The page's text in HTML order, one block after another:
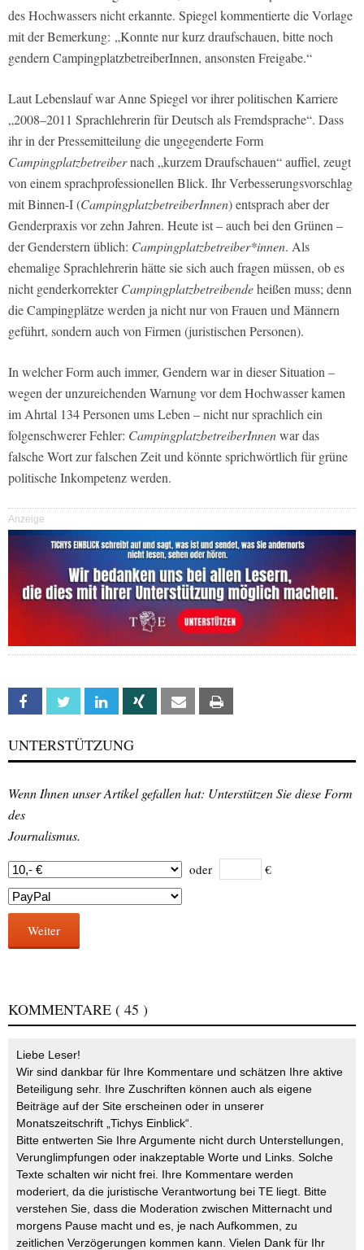
des Hochwassers nicht erkannte. Spiegel kommentierte die Vorlage
mit der Bemerkung: „Konnte nur kurz draufschauen, bitte noch
gendern CampingplatzbetreiberInnen, ansonsten Freigabe.“
Laut Lebenslauf war Anne Spiegel vor ihrer politischen Karriere
„2008–2011 Sprachlehrerin für Deutsch als Fremdsprache“. Dass
ihr in der Pressemitteilung die ungegenderte Form
Campingplatzbetreibernach „kurzem Draufschauen“ auffiel, zeugt
von einem sprachprofessionellen Blick. Ihr Verbesserungsvorschlag
mit Binnen-I (CampingplatzbetreiberInnen) entsprach aber der
Genderpraxis vor zehn Jahren. Heute ist – auch bei den Grünen –
der Genderstern üblich: Campingplatzbetreiber*innen. Als
ehemalige Sprachlehrerin hätte sie sich auch fragen müssen, ob es
nicht genderkorrekterCampingplatzbetreibendeheißen muss; denn
die Campingplätze werden ja nicht nur von Frauen und Männern
geführt, sondern auch von Firmen (juristischen Personen).
In welcher Form auch immer, Gendern war in dieser Situation –
wegen der unzureichenden Warnung vor dem Hochwasser kamen
im Ahrtal 134 Personen ums Leben – nicht nur sprachlich ein
folgenschwerer Fehler: CampingplatzbetreiberInnenwar das
falsche Wort zur falschen Zeit und könnte sprichwörtlich für grüne
politische Inkompetenz werden.
Anzeige
Facebook Twitter Linkedin Xing Email
UNTERSTÜTZUNG
Wenn Ihnen unser Artikel gefallen hat: Unterstützen Sie diese Form
des
Journalismus.
oder €
Weiter
KOMMENTARE ( 45 )
Liebe Leser!
Wir sind dankbar für Ihre Kommentare und schätzen Ihre aktive
Beteiligung sehr. Ihre Zuschriften können auch als eigene
Beiträge auf der Site erscheinen oder in unserer
Monatszeitschrift „Tichys Einblick“.
Bitte entwerten Sie Ihre Argumente nicht durch Unterstellungen,
Verunglimpfungen oder inakzeptable Worte und Links. Solche
Texte schalten wir nicht frei. Ihre Kommentare werden
moderiert, da die juristische Verantwortung bei TE liegt. Bitte
verstehen Sie, dass die Moderation zwischen Mitternacht und
morgens Pause macht und es, je nach Aufkommen, zu
zeitlichen Verzögerungen kommen kann. Vielen Dank für Ihr